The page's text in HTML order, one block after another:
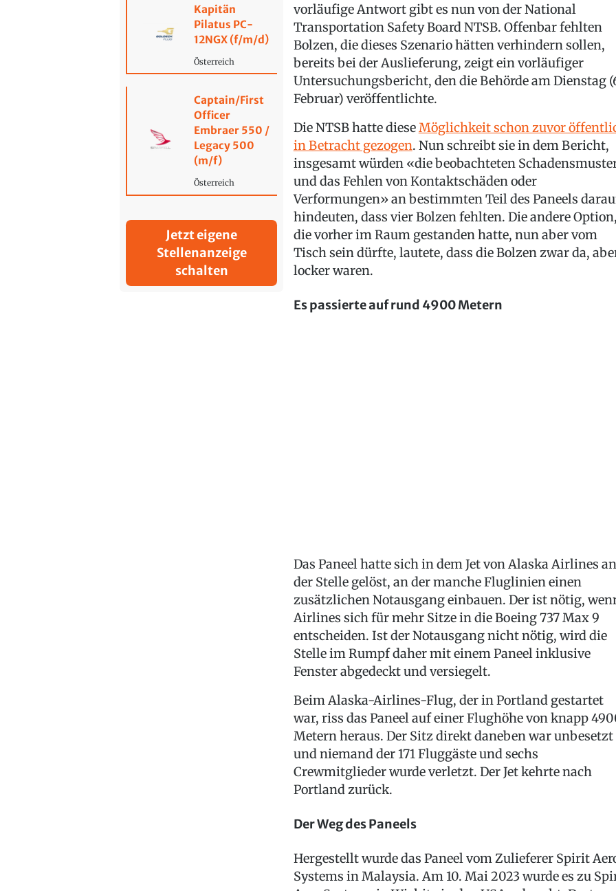
Kapitän
Pilatus PC-
12NGX (f/m/d)
Österreich
Captain/First
Officer
Embraer 550 /
Legacy 500
(m/f)
Österreich
Jetzt eigene
Stellenanzeige
schalten
vorläufige Antwort gibt es nun von der National
Transportation Safety Board NTSB. Offenbar fehlten
Bolzen, die dieses Szenario hätten verhindern sollen,
bereits bei der Auslieferung, zeigt ein vorläufiger
Untersuchungsbericht, den die Behörde am Dienstag
Februar) veröffentlichte.
Die NTSB hatte dieseMöglichkeit schon zuvor
in Betracht gezogen. Nun schreibt sie in dem Bericht,
insgesamt würden «die beobachteten
und das Fehlen von Kontaktschäden oder
Verformungen» an bestimmten Teil des Paneels
hindeuten, dass vier Bolzen fehlten. Die andere Option,
die vorher im Raum gestanden hatte, nun aber vom
Tisch sein dürfte, lautete, dass die Bolzen zwar da,
locker waren.
Es passierte auf rund 4900 Metern
Das Paneel hatte sich in dem Jet von Alaska Airlines an
der Stelle gelöst, an der manche Fluglinien einen
zusätzlichen Notausgang einbauen. Der ist nötig,
Airlines sich für mehr Sitze in die Boeing 737 Max 9
entscheiden. Ist der Notausgang nicht nötig, wird die
Stelle im Rumpf daher mit einem Paneel inklusive
Fenster abgedeckt und versiegelt.
Beim Alaska-Airlines-Flug, der in Portland gestartet
war, riss das Paneel auf einer Flughöhe von knapp
Metern heraus. Der Sitz direkt daneben war unbesetzt
und niemand der 171 Fluggäste und sechs
Crewmitglieder wurde verletzt. Der Jet kehrte nach
Portland zurück.
Der Weg des Paneels
Hergestellt wurde das Paneel vom Zulieferer Spirit
Systems in Malaysia. Am 10. Mai 2023 wurde es zu